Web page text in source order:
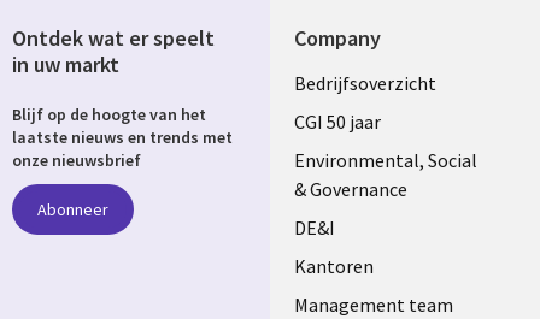
Company
Useful
links
NETHERLANDS
Bedrijfsoverzicht
CGI 50 jaar
Environmental, Social
& Governance
DE&I
Kantoren
Management team
Ontdek wat er speelt
in uw markt
Blijf op de hoogte van het
laatste nieuws en trends met
onze nieuwsbrief
Abonneer